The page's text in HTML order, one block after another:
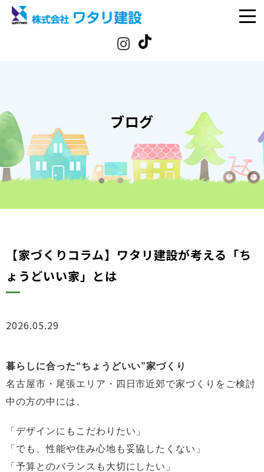
ブログ
【家づくりコラム】ワタリ建設が考える「ち
ょうどいい家」とは
2026.05.29
暮らしに合った“ちょうどいい”家づくり
名古屋市・尾張エリア・四日市近郊で家づくりをご検討
中の方の中には、
「デザインにもこだわりたい」
「でも、性能や住み心地も妥協したくない」
「予算とのバランスも大切にしたい」